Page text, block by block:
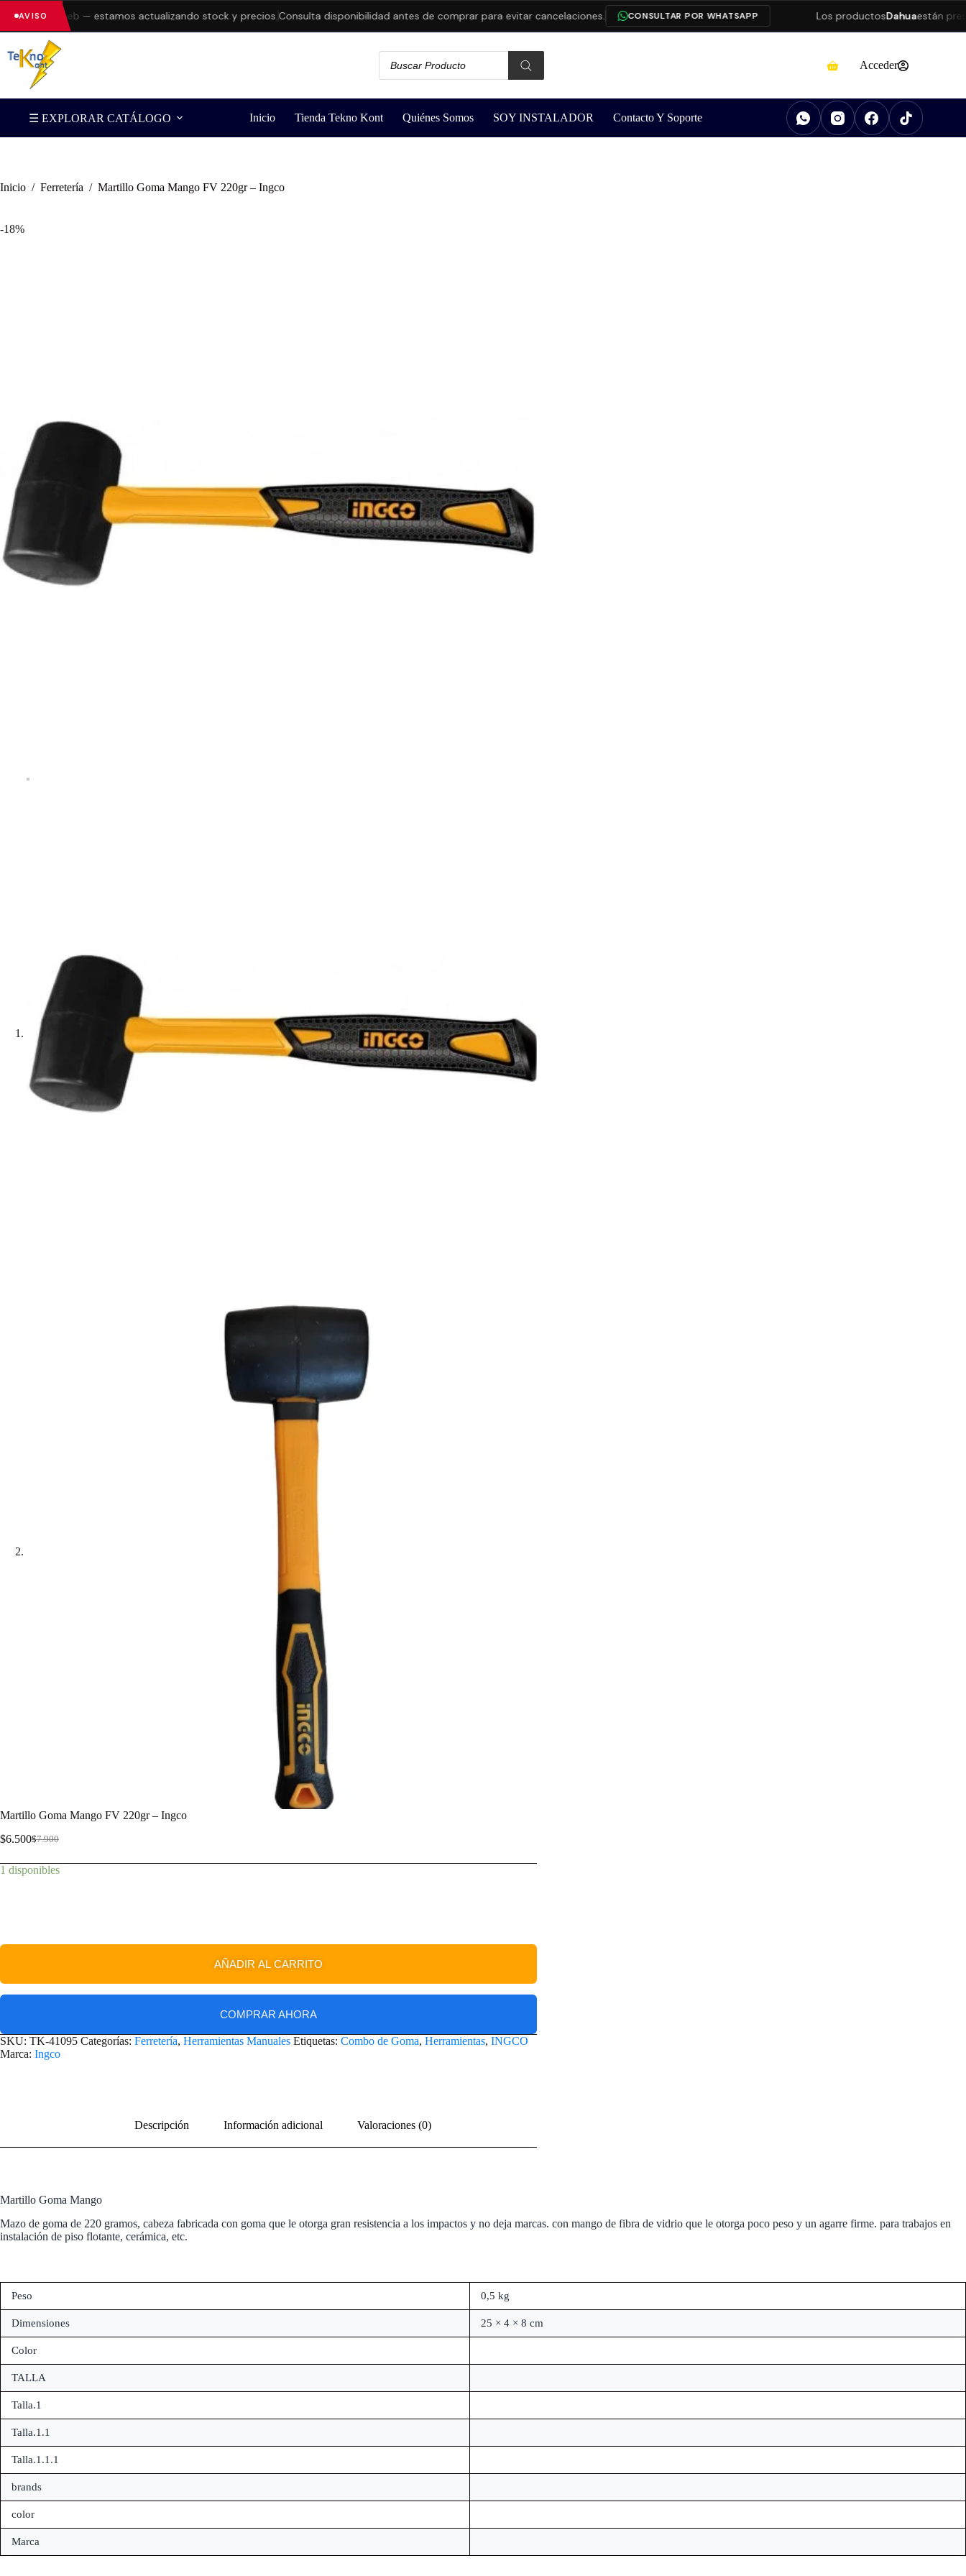
AVISO
en la web — estamos actualizando stock y precios.Consulta disponibilidad antes de comprar para evitar cancelaciones. CONSULTAR POR WHATSAPP Los productosDahuaestán
Acceder
☰ EXPLORAR CATÁLOGO Inicio Tienda Tekno Kont Quiénes Somos SOY INSTALADOR Contacto Y Soporte
Inicio / Ferretería / Martillo Goma Mango FV 220gr – Ingco
-18%
Martillo Goma Mango FV 220gr – Ingco
$7.900
$6.500
1 disponibles
AÑADIR AL CARRITO
COMPRAR AHORA
SKU: TK-41095 Categorías: Ferretería, Herramientas Manuales Etiquetas: Combo de Goma, Herramientas, INGCO
Marca: Ingco
Descripción Información adicional Valoraciones (0)
Martillo Goma Mango
Mazo de goma de 220 gramos, cabeza fabricada con goma que le otorga gran resistencia a los impactos y no deja marcas. con mango de fibra de vidrio que le otorga poco peso y un agarre firme. para trabajos en
instalación de piso flotante, cerámica, etc.
Peso 0,5 kg
Dimensiones 25 × 4 × 8 cm
Color
TALLA
Talla.1
Talla.1.1
Talla.1.1.1
brands
color
Marca